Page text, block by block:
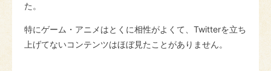
た。
特にゲーム・アニメはとくに相性がよくて、Twitterを立ち
上げてないコンテンツはほぼ見たことがありません。